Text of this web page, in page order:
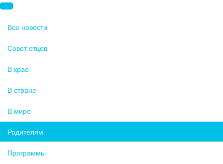
Все новости
Совет отцов
В крае
В стране
В мире
Родителям
Программы